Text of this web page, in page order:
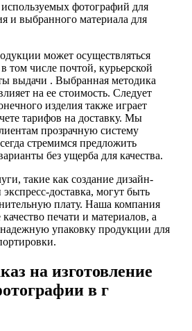
фотографий для
и выбранного материала для
может осуществляться
том числе почтой, курьерской
выдачи . Выбранная методика
на ее стоимость. Следует
изделия также играет
тарифов на доставку. Мы
прозрачную систему
стремимся предложить
без ущерба для качества.
такие как создание дизайн-
доставка, могут быть
плату. Наша компания
печати и материалов, а
упаковку продукции для
на изготовление
в г